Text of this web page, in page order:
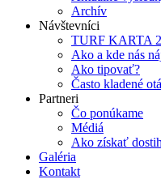
Archív
Návštevníci
TURF KARTA
Ako a kde nás
Ako tipovať?
Často kladené
Partneri
Čo ponúkame
Médiá
Ako získať
Galéria
Kontakt